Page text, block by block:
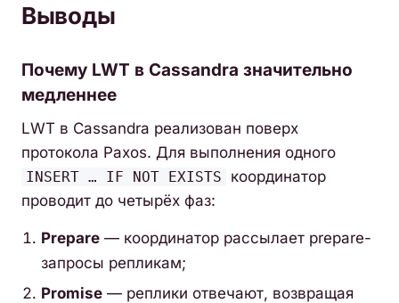
Выводы
Почему LWT в Cassandra значительно
медленнее
LWT в Cassandra реализован поверх
протокола Paxos. Для выполнения одного
INSERT … IF NOT EXISTS
координатор
проводит до четырёх фаз:
Prepare — координатор рассылает prepare-
запросы репликам;
Promise — реплики отвечают, возвращая